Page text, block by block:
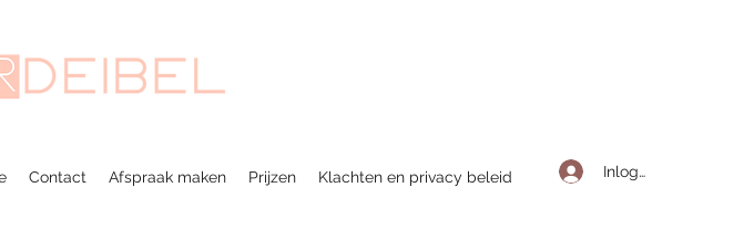
Inloggen
Contact Afspraak maken Prijzen Klachten en privacy beleid